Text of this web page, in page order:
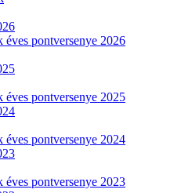
pontversenye 2026
pontversenye 2025
pontversenye 2024
pontversenye 2023